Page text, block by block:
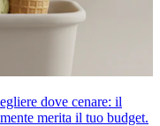
dove cenare: il
merita il tuo budget.